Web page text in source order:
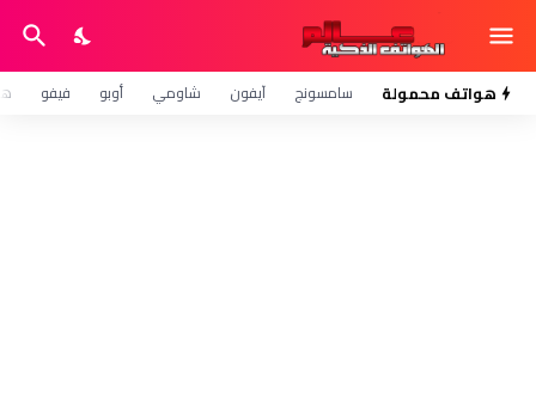
هواتف محمولة سامسونج آيفون شاومي أوبو فيفو